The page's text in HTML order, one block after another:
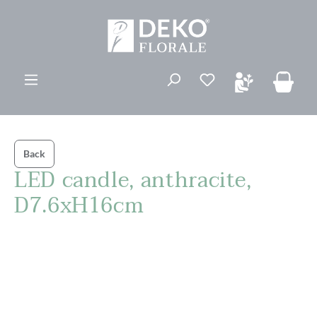
Du har 0
Back
LED candle, anthracite,
D7.6xH16cm